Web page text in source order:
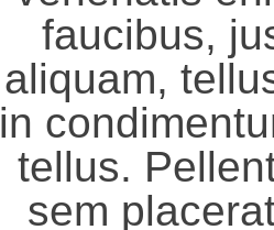
faucibus,
aliquam,
in
tellus.
sem